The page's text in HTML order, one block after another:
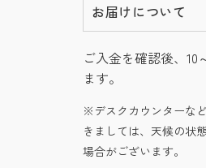
お届けについて
ご入金を確認後、10
ます。
デスクカウンターな
きましては、天候の状
場合がございます。